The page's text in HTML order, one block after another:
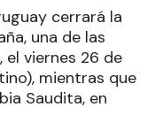
cerrará la
una de las
viernes 26 de
mientras que
Saudita, en